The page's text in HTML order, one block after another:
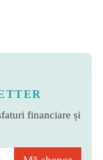
financiare și